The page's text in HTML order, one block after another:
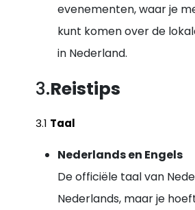
evenementen, waar je
kunt komen over de
in Nederland.
3.Reistips
3.1 Taal
Nederlands en Engels
De officiële taal van
Nederlands, maar je